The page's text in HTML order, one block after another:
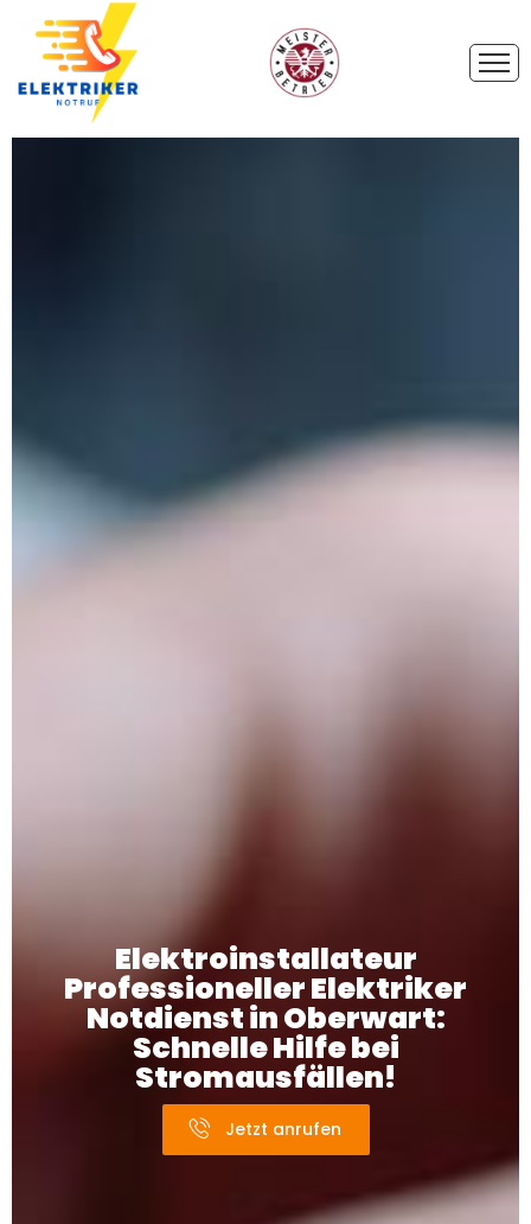
Elektroinstallateur
Professioneller Elektriker
Notdienst in Oberwart:
Schnelle Hilfe bei
Stromausfällen!
Jetzt anrufen